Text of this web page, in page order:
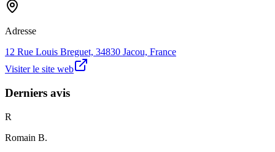
Adresse
12 Rue Louis Breguet, 34830 Jacou, France
Visiter le site web
Derniers avis
R
Romain B.